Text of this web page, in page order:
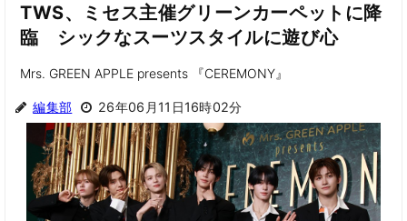
TWS、ミセス主催グリーンカーペットに降
臨 シックなスーツスタイルに遊び心
Mrs. GREEN APPLE presents 『CEREMONY』
編集部 26年06月11日16時02分